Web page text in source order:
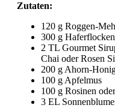
Zutaten:
120 g Roggen-
300 g Haferflocken
2 TL Gourmet
Chai oder Rosen
200 g Ahorn-
100 g Apfelmus
100 g Rosinen
3 EL